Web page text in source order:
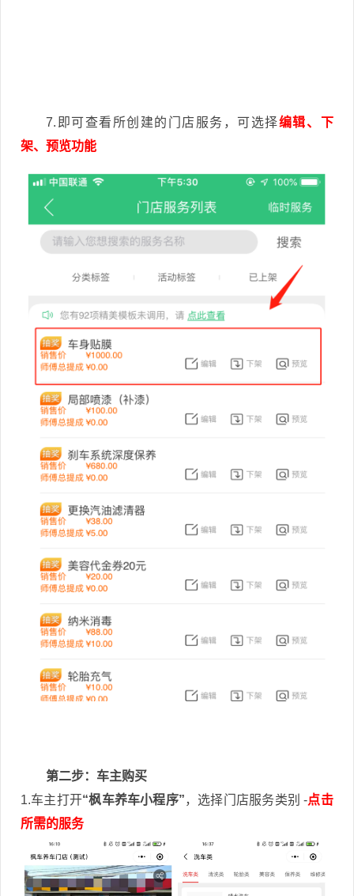
7.即可查看所创建的门店服务，可选择编辑、下
架、预览功能
第二步：车主购买
1.车主打开“枫车养车小程序”，选择门店服务类别 -点击
所需的服务